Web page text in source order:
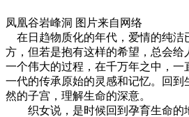
凤凰谷岩峰洞 图片来自网络
在日趋物质化的年代，爱情的纯洁
方，但若是抱有这样的希望，总会给
一个伟大的过程，在千万年之中，一
一代的传承原始的灵感和记忆。回到
然的子宫，理解生命的深意。
织女说，是时候回到孕育生命的